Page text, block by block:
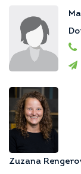
Zuzana